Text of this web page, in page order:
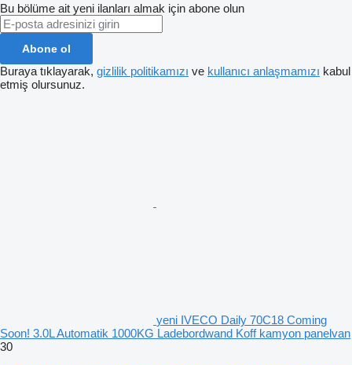
Bu bölüme ait yeni ilanları almak için abone olun
Abone ol
Buraya tıklayarak, gizlilik politikamızı ve kullanıcı anlaşmamızı kabul
etmiş olursunuz.
yeni IVECO Daily 70C18 Coming
Soon! 3.0L Automatik 1000KG Ladebordwand Koff kamyon panelvan
30